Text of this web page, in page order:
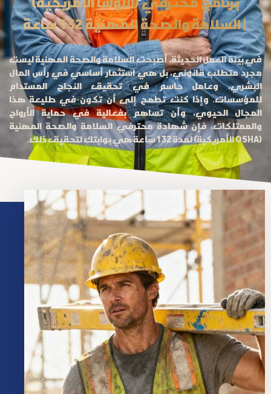
السلامة والصحة المهنية 132 ساعة |
في بيئة العمل الحديثة، أصبحت السلامة والصحة المهنية ليست
مجرد متطلب قانوني، بل هي استثمار أساسي في رأس المال
البشري، وعامل حاسم في تحقيق النجاح المستدام
للمؤسسات. وإذا كنت تطمح إلى أن تكون في طليعة هذا
المجال الحيوي، وأن تساهم بفعالية في حماية الأرواح
والممتلكات، فإن شهادة محترفي السلامة والصحة المهنية
(OSHA الأمريكية) لمدة 132 ساعة هي بوابتك لتحقيق ذلك.